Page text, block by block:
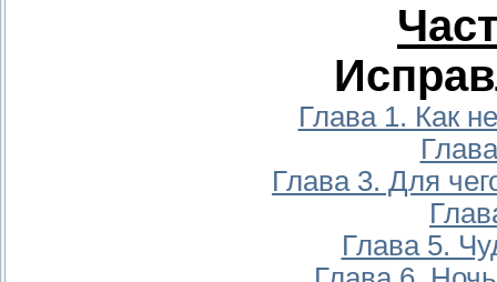
Глава 1. Как
Глава 3. Для
Глава 5.